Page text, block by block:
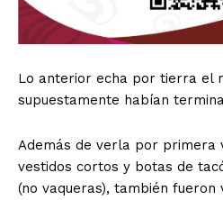
Lo anterior echa por tierra el
supuestamente habían
Además de verla por primera
vestidos cortos y botas de
(no vaqueras), también fueron